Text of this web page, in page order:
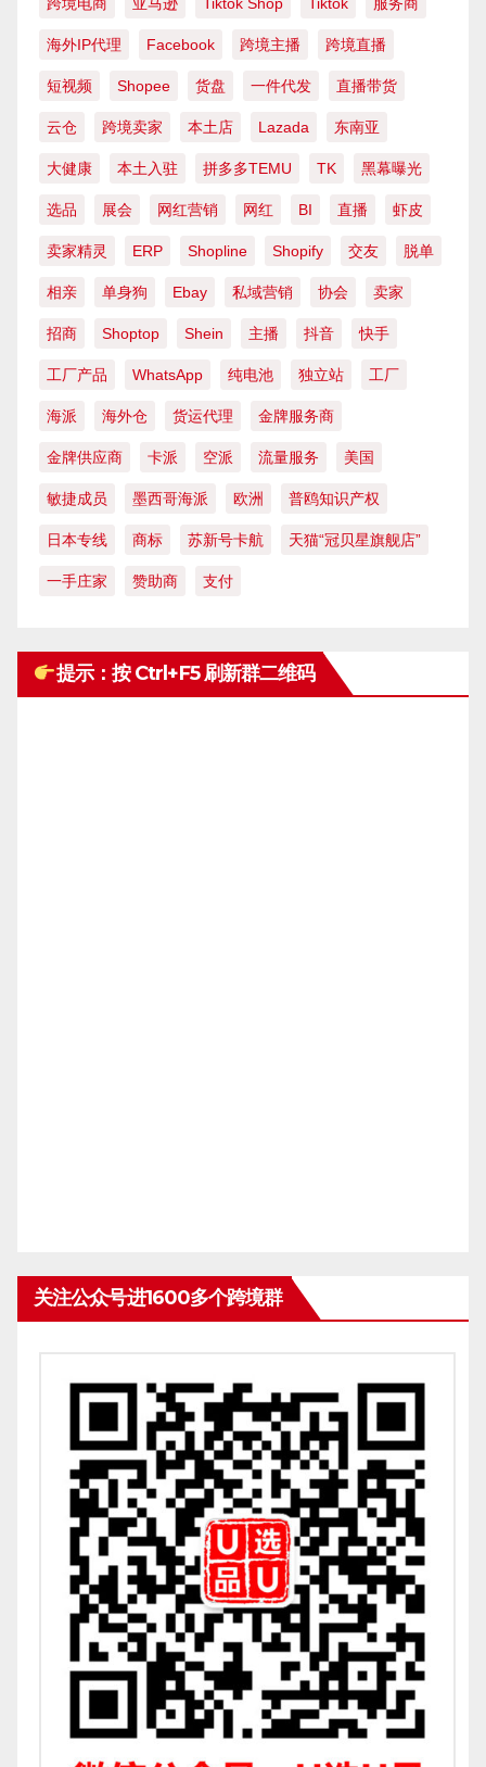
跨境电商 亚马逊 Tiktok Shop Tiktok 服务商
海外IP代理 Facebook 跨境主播 跨境直播
短视频 Shopee 货盘 一件代发 直播带货
云仓 跨境卖家 本土店 Lazada 东南亚
大健康 本土入驻 拼多多TEMU TK 黑幕曝光
选品 展会 网红营销 网红 BI 直播 虾皮
卖家精灵 ERP Shopline Shopify 交友 脱单
相亲 单身狗 Ebay 私域营销 协会 卖家
招商 Shoptop Shein 主播 抖音 快手
工厂产品 WhatsApp 纯电池 独立站 工厂
海派 海外仓 货运代理 金牌服务商
金牌供应商 卡派 空派 流量服务 美国
敏捷成员 墨西哥海派 欧洲 普鸥知识产权
日本专线 商标 苏新号卡航 天猫“冠贝星旗舰店”
一手庄家 赞助商 支付
提示：按 Ctrl+F5 刷新群二维码
关注公众号进1600多个跨境群